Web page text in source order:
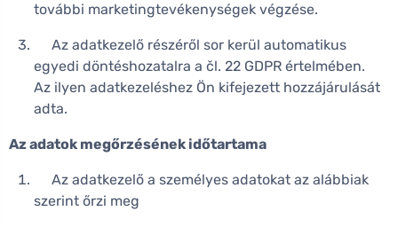
további marketingtevékenységek végzése.
Az adatkezelő részéről sor kerül automatikus
egyedi döntéshozatalra a čl. 22 GDPR értelmében.
Az ilyen adatkezeléshez Ön kifejezett hozzájárulását
adta.
Az adatok megőrzésének időtartama
Az adatkezelő a személyes adatokat az alábbiak
szerint őrzi meg